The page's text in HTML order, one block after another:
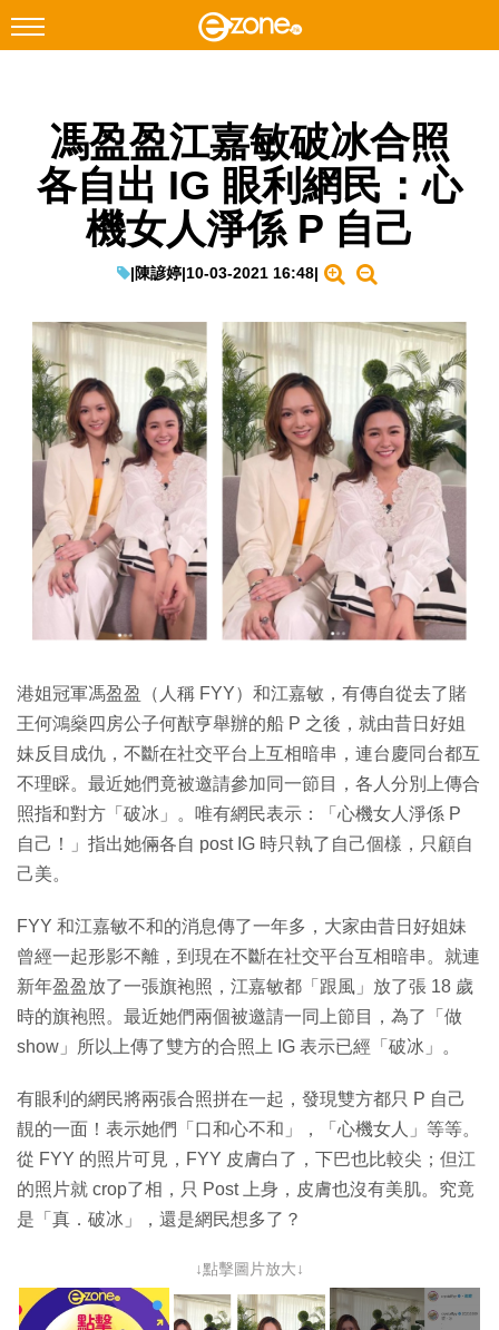
Facebook Instagram
科技焦點
EduTech
IT Times
生成式AI與雲端應用
Enterprise Digital Transformation
特集
馮盈盈江嘉敏破冰合照
各自出 IG 眼利網民：心
機女人淨係 P 自己
|陳諺婷|10-03-2021 16:48|
港姐冠軍馮盈盈（人稱 FYY）和江嘉敏，有傳自從去了賭
王何鴻燊四房公子何猷亨舉辦的船 P 之後，就由昔日好姐
妹反目成仇，不斷在社交平台上互相暗串，連台慶同台都互
不理睬。最近她們竟被邀請參加同一節目，各人分別上傳合
照指和對方「破冰」。唯有網民表示：「心機女人淨係 P
自己！」指出她倆各自 post IG 時只執了自己個樣，只顧自
己美。
FYY 和江嘉敏不和的消息傳了一年多，大家由昔日好姐妹
曾經一起形影不離，到現在不斷在社交平台互相暗串。就連
新年盈盈放了一張旗袍照，江嘉敏都「跟風」放了張 18 歲
時的旗袍照。最近她們兩個被邀請一同上節目，為了「做
show」所以上傳了雙方的合照上 IG 表示已經「破冰」。
有眼利的網民將兩張合照拼在一起，發現雙方都只 P 自己
靚的一面！表示她們「口和心不和」，「心機女人」等等。
從 FYY 的照片可見，FYY 皮膚白了，下巴也比較尖；但江
的照片就 crop了相，只 Post 上身，皮膚也沒有美肌。究竟
是「真．破冰」，還是網民想多了？
↓點擊圖片放大↓